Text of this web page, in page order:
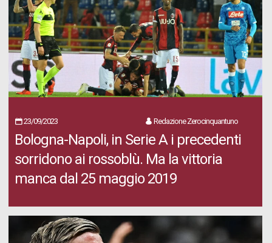
23/09/2023 Redazione Zerocinquantuno
Bologna-Napoli, in Serie A i precedenti
sorridono ai rossoblù. Ma la vittoria
manca dal 25 maggio 2019